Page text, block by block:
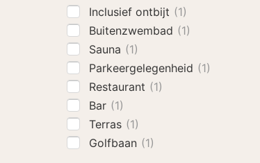
Inclusief ontbijt (1)
Buitenzwembad (1)
Sauna (1)
Parkeergelegenheid (1)
Restaurant (1)
Bar (1)
Terras (1)
Golfbaan (1)